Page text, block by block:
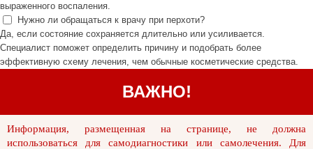
выраженного воспаления.
Нужно ли обращаться к врачу при перхоти?
Да, если состояние сохраняется длительно или усиливается.
Специалист поможет определить причину и подобрать более
эффективную схему лечения, чем обычные косметические средства.
ВАЖНО!
Информация, размещенная на странице, не должна
использоваться для самодиагностики или самолечения. Для